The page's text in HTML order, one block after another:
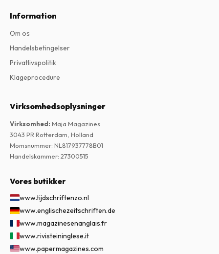
Information
Om os
Handelsbetingelser
Privatlivspolitik
Klageprocedure
Virksomhedsoplysninger
Virksomhed: Maja Magazines
3043 PR Rotterdam, Holland
Momsnummer: NL817937778B01
Handelskammer: 27300515
Vores butikker
www.tijdschriftenzo.nl
www.englischezeitschriften.de
www.magazinesenanglais.fr
www.rivisteininglese.it
www.papermagazines.com